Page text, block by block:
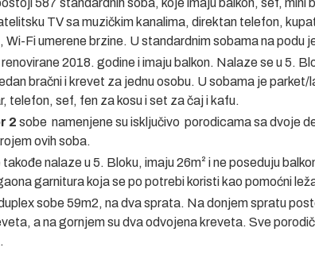
587 standardnih soba, koje imaju balkon, sef, mini
TV sa muzičkim kanalima, direktan telefon,
Wi-Fi umerene brzine. U standardnim sobama na podu
renovirane 2018. godine i imaju balkon. Nalaze se u 5.
bračni i krevet za jednu osobu. U sobama je parket/
telefon, sef, fen za kosu i set za čaj i kafu.
2 sobe namenjene su isključivo porodicama sa dvoje
ovih soba.
takođe nalaze u 5. Bloku, imaju 26m² i ne poseduju
garnitura koja se po potrebi koristi kao pomoćni
sobe 59m2, na dva sprata. Na donjem spratu
a na gornjem su dva odvojena kreveta. Sve